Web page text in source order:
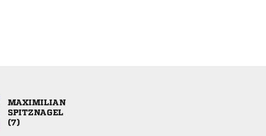


